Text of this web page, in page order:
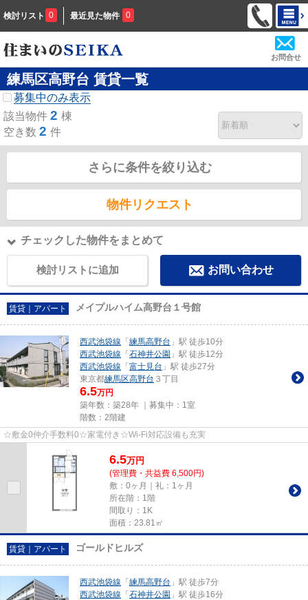
検討リスト 0 最近見た物件 0
お問合せ
練馬区高野台 賃貸一覧
募集中のみ表示
該当物件 2 棟
空き数 2 件
さらに条件を絞り込む
物件リクエスト
チェックした物件をまとめて
検討リストに追加 お問い合わせ
賃貸｜アパート メイプルハイム高野台１号館
西武池袋線 「 練馬高野台 」駅 徒歩10分
西武池袋線 「 石神井公園 」駅 徒歩12分
西武池袋線 「 富士見台 」駅 徒歩27分
東京都練馬区高野台 ３丁目
6.5万円
築年数：築28年 ｜募集中： 1室
階数：2階建
☆敷金0仲介手数料0☆家電付き☆Wi-Fi対応設備も充実
6.5万円
(管理費・共益費 6,500円)
敷：0ヶ月｜礼：1ヶ月
所在階：1階
間取り：1K
面積：23.81㎡
賃貸｜アパート ゴールドヒルズ
西武池袋線 「 練馬高野台 」駅 徒歩7分
西武池袋線 「 石神井公園 」駅 徒歩16分